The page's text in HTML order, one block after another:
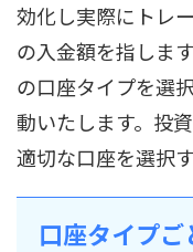
効化し実際にトレ
の入金額を指しま
の口座タイプを選
動いたします。投
適切な口座を選択
口座タイプ